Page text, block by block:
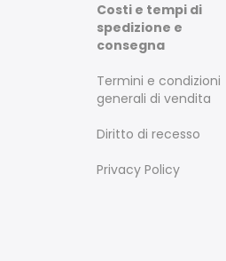
Costi e tempi di
spedizione e
consegna
Termini e condizioni
generali di vendita
Diritto di recesso
Privacy Policy